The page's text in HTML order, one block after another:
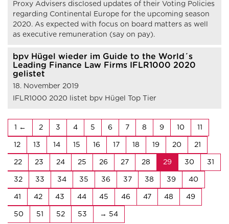
Proxy Advisers disclosed updates of their Voting Policies
regarding Continental Europe for the upcoming season
2020. As expected with focus on board matters as well
as executive remuneration (say on pay).
bpv Hügel wieder im Guide to the World´s
Leading Finance Law Firms IFLR1000 2020
gelistet
18. November 2019
IFLR1000 2020 listet bpv Hügel Top Tier
1 2 3 4 5 6 7 8 9 10 11
12 13 14 15 16 17 18 19 20 21
22 23 24 25 26 27 28 29 30 31
32 33 34 35 36 37 38 39 40
41 42 43 44 45 46 47 48 49
50 51 52 53 54